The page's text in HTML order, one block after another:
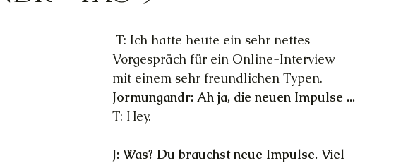
Ortsgebundene Götter
Vorgespräch für ein Online-Interview
mit einem sehr freundlichen Typen.
Jormungandr: Ah ja, die neuen Impulse ...
T: Hey.
J: Was? Du brauchst neue Impulse. Viel